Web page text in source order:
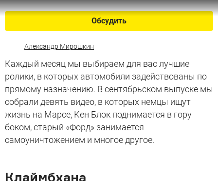
Обсудить
Александр Мирошкин
Каждый месяц мы выбираем для вас лучшие
ролики, в которых автомобили задействованы по
прямому назначению. В сентябрьском выпуске мы
собрали девять видео, в которых немцы ищут
жизнь на Марсе, Кен Блок поднимается в гору
боком, старый «Форд» занимается
самоуничтожением и многое другое.
Клаймбхана